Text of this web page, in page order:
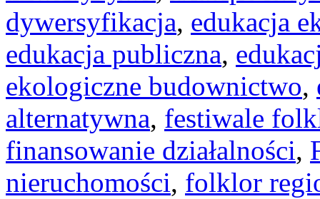
dywersyfikacja, edukacja
edukacja publiczna,
ekologiczne budownictwo,
alternatywna, festiwale
finansowanie działalności,
nieruchomości, folklor